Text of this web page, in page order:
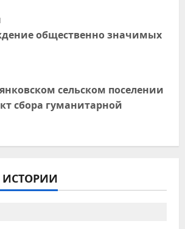
общественно значимых
сельском поселении
сбора гуманитарной